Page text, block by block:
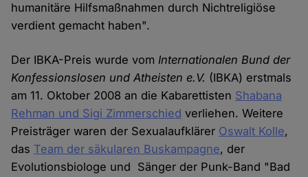
humanitäre Hilfsmaßnahmen durch Nichtreligiöse
verdient gemacht haben".
Der IBKA-Preis wurde vomInternationalen Bund der
Konfessionslosen und Atheisten e.V. (IBKA) erstmals
am 11. Oktober 2008 an die Kabarettisten Shabana
Rehman und Sigi Zimmerschied verliehen. Weitere
Preisträger waren der Sexualaufklärer Oswalt Kolle,
das Team der säkularen Buskampagne, der
Evolutionsbiologe und Sänger der Punk-Band "Bad